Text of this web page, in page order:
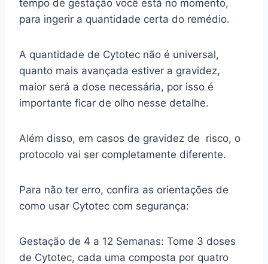
tempo de gestação você está no momento,
para ingerir a quantidade certa do remédio.
A quantidade de Cytotec não é universal,
quanto mais avançada estiver a gravidez,
maior será a dose necessária, por isso é
importante ficar de olho nesse detalhe.
Além disso, em casos de gravidez de risco, o
protocolo vai ser completamente diferente.
Para não ter erro, confira as orientações de
como usar Cytotec com segurança:
Gestação de 4 a 12 Semanas: Tome 3 doses
de Cytotec, cada uma composta por quatro